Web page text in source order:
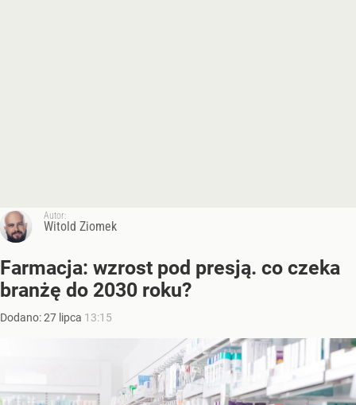
Autor:
Witold Ziomek
Farmacja: wzrost pod presją. co czeka
branżę do 2030 roku?
Dodano:27 lipca 13:15